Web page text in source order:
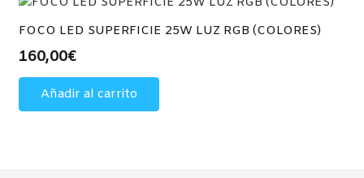
la
página
hasta
752,90€
variantes.
Las
FOCO LED SUPERFICIE 25W LUZ RGB (COLORES)
160,00€
Añadir al carrito